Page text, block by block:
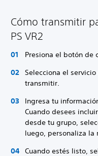
Cómo transmitir
PS VR2
Presiona el botón de
Selecciona el
transmitir.
Ingresa tu
Cuando desees
desde tu grupo,
luego, personaliza la
Cuando estés listo,